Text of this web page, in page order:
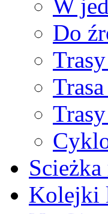
W
Do
Kolejki